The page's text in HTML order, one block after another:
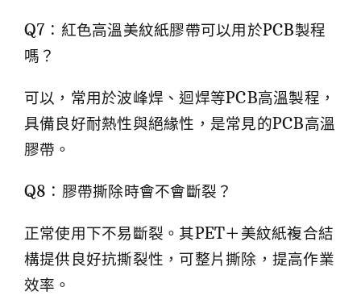
Q7：紅色高溫美紋紙膠帶可以用於PCB製程
嗎？
可以，常用於波峰焊、迴焊等PCB高溫製程，
具備良好耐熱性與絕緣性，是常見的PCB高溫
膠帶。
Q8：膠帶撕除時會不會斷裂？
正常使用下不易斷裂。其PET＋美紋紙複合結
構提供良好抗撕裂性，可整片撕除，提高作業
效率。